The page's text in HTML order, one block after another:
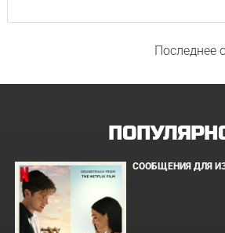
Последнее
СООБЩЕНИЯ ДЛЯ